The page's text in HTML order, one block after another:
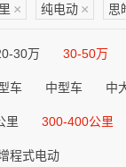
× 纯电动 × 思
30万 30-50万
车 中型车 中
里 300-400公里
程式电动